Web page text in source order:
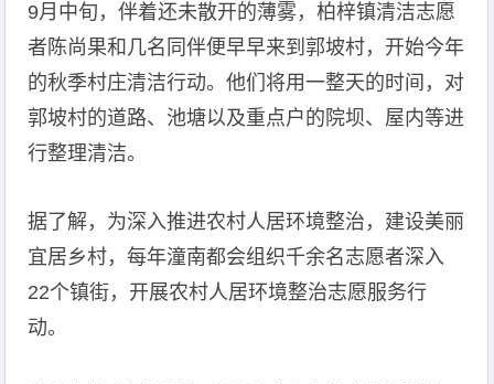
9月中旬，伴着还未散开的薄雾，柏梓镇清洁志愿
者陈尚果和几名同伴便早早来到郭坡村，开始今年
的秋季村庄清洁行动。他们将用一整天的时间，对
郭坡村的道路、池塘以及重点户的院坝、屋内等进
行整理清洁。
据了解，为深入推进农村人居环境整治，建设美丽
宜居乡村，每年潼南都会组织千余名志愿者深入
22个镇街，开展农村人居环境整治志愿服务行
动。